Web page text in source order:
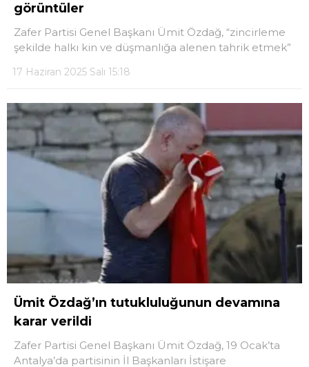
LinkedIn
görüntüler
Zafer Partisi Genel Başkanı Ümit Özdağ, “zincirleme
şekilde halkı kin ve düşmanlığa alenen tahrik etmek”
17 Haziran 2025 Salı 15:18
Ümit Özdağ’ın tutukluluğunun devamına
karar verildi
Zafer Partisi Genel Başkanı Ümit Özdağ, 19 Ocak’ta
Antalya’da partisinin İl Başkanları İstişare